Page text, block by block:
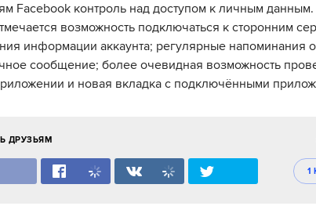
Facebook контроль над доступом к личным
возможность подключаться к сторонним
информации аккаунта; регулярные напоминания о
сообщение; более очевидная возможность
и новая вкладка с подключёнными
ДРУЗЬЯМ
1